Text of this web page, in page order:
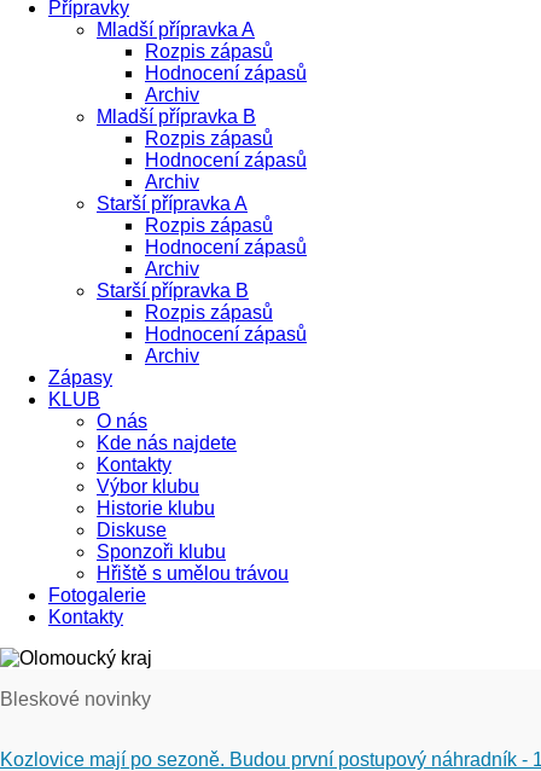
Přípravky
Mladší přípravka A
Rozpis zápasů
Hodnocení zápasů
Archiv
Mladší přípravka B
Rozpis zápasů
Hodnocení zápasů
Archiv
Starší přípravka A
Rozpis zápasů
Hodnocení zápasů
Archiv
Starší přípravka B
Rozpis zápasů
Hodnocení zápasů
Archiv
Zápasy
KLUB
O nás
Kde nás najdete
Kontakty
Výbor klubu
Historie klubu
Diskuse
Sponzoři klubu
Hřiště s umělou trávou
Fotogalerie
Kontakty
Bleskové novinky
Kozlovice mají po sezoně. Budou první postupový náhradník -